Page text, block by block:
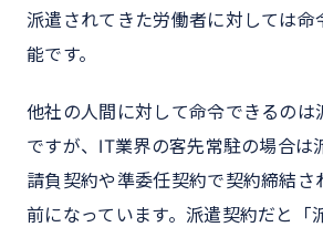
派遣されてきた労働者に対しては命
能です。
他社の人間に対して命令できるのは
ですが、IT業界の客先常駐の場合は
請負契約や準委任契約で契約締結さ
前になっています。派遣契約だと「